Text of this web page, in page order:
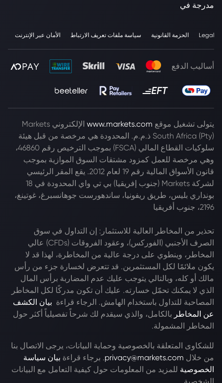
مدرجة في
Legal الحزمة القانونية سياسة ملفات تعريف الارتباط الأمان عبر الإنترنت
أساليب الدفع
يتولى تشغيل موقع www.markets.com
الإلكتروني Markets
South Africa (Pty) ذ.م.م. المحدودة هي مرخصة من قبل هيئة
سلوكيات القطاع المالي (FSCA) بموجب الترخيص رقم 46860،
وهي مرخصة للعمل كمزود مشتقات السوق الموازية بموجب
قانون الأسواق المالية رقم 19 لعام 2012. يقع المقر الرئيسي
لشركة Markets (جنوب إفريقيا) بي تي واي المحدودة في 18
بونداري بليس، طريق ريفونيا، ساندهورست جوهانسبرغ، غوتينغ،
2196، جنوب أفريقيا
تحذير من المخاطر العالية للاستثمار: إن التداول في سوق
الصرف الأجنبي (الفوركس)، وعقود الفروقات (CFDs) عالي
المخاطر، وينطوي على درجة عالية من المخاطرة، لهذا قد لا
يكون ملائمًا لكل المستثمرين. قد تتعرض لخسارة جزء من رأس
مالك أو كله، وبالتالي يتوجب عليك عدم المضاربة برأس المال
الذي لا يمكنك تحمّل خسارته. عليك أن تكون مدركًا لكل المخاطر
المصاحبة للتداول باستخدام الهامش. الرجاء قراءة بيان الكشف
عن المخاطر بالكامل، والذي سيقدم لك شرحاً تفصيلياً أكثر حول
المخاطر المشمولة.
للشكاوى المتعلقة بالخصوصية وحماية البيانات، يرجى الاتصال بنا
من خلال privacy@markets.com. برجاء قراءة بيان سياسة
الخصوصية للمزيد من المعلومات حول كيفية التعامل مع البيانات